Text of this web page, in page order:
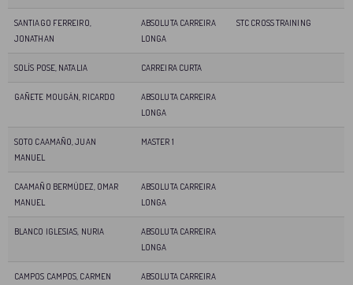
SANTIAGO FERREIRO,
JONATHAN
ABSOLUTA CARREIRA
LONGA
STC CROSS TRAINING
SOLÍS POSE, NATALIA CARREIRA CURTA
GAÑETE MOUGÁN, RICARDO
ABSOLUTA CARREIRA
LONGA
SOTO CAAMAÑO, JUAN
MANUEL
MASTER 1
CAAMAÑO BERMÚDEZ, OMAR
MANUEL
ABSOLUTA CARREIRA
LONGA
BLANCO IGLESIAS, NURIA
ABSOLUTA CARREIRA
LONGA
CAMPOS CAMPOS, CARMEN
ABSOLUTA CARREIRA